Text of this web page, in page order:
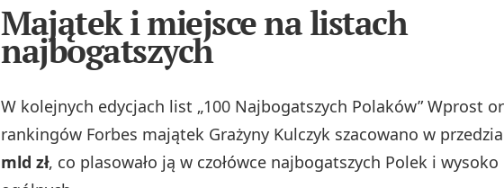
Majątek i miejsce na listach
najbogatszych
W kolejnych edycjach list „100 Najbogatszych Polaków” Wprost
rankingów Forbes majątek Grażyny Kulczyk szacowano w
mld zł, co plasowało ją w czołówce najbogatszych Polek i